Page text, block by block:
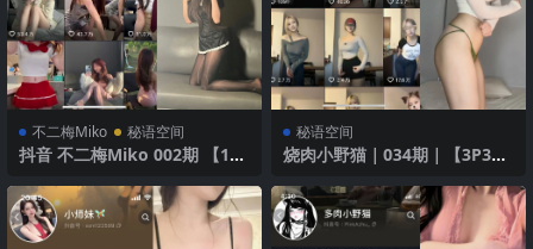
不二梅Miko 秘语空间
抖音 不二梅Miko 002期 【16
秘语空间
烧肉小野猫｜034期｜【3P3